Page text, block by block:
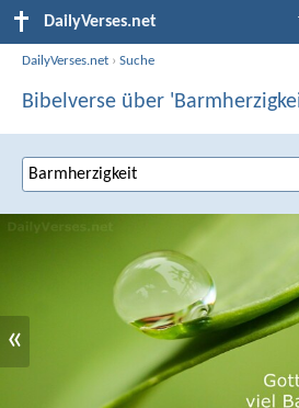
DailyVerses.net
DailyVerses.net ›Suche
Bibelverse über
«